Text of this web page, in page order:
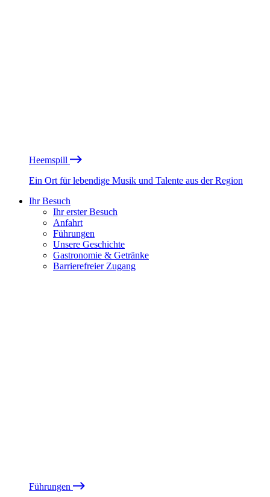
Heemspill
Ein Ort für lebendige Musik und Talente aus der Region
Ihr Besuch
Ihr erster Besuch
Anfahrt
Führungen
Unsere Geschichte
Gastronomie & Getränke
Barrierefreier Zugang
Führungen